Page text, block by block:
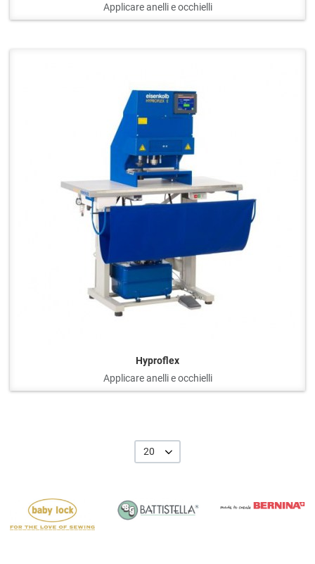
Applicare anelli e occhielli
Hyproflex
Applicare anelli e occhielli
20